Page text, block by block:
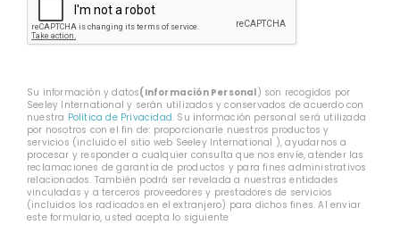
Su información y datos(Información Personal ) son recogidos por
Seeley International y serán utilizados y conservados de acuerdo con
nuestra Política de Privacidad. Su información personal será utilizada
por nosotros con el fin de: proporcionarle nuestros productos y
servicios (incluido el sitio web Seeley International ), ayudarnos a
procesar y responder a cualquier consulta que nos envíe, atender las
reclamaciones de garantía de productos y para fines administrativos
relacionados. También podrá ser revelada a nuestras entidades
vinculadas y a terceros proveedores y prestadores de servicios
(incluidos los radicados en el extranjero) para dichos fines. Al enviar
este formulario, usted acepta lo siguiente